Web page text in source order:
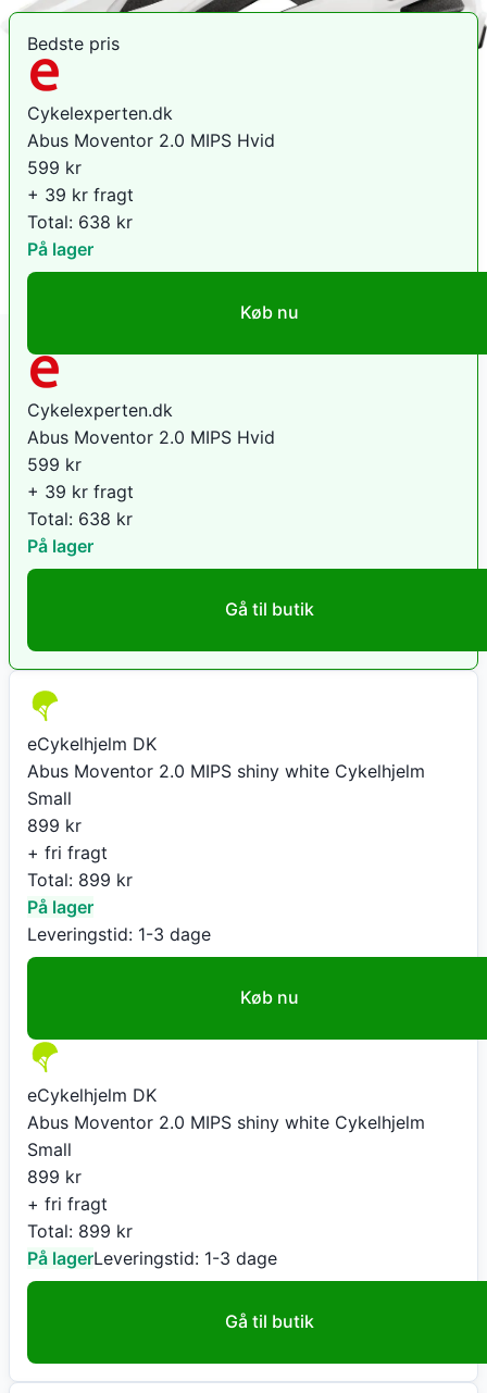
Bedste pris
Cykelexperten.dk
Abus Moventor 2.0 MIPS Hvid
599 kr
+ 39 kr fragt
Total: 638 kr
På lager
Køb nu
Cykelexperten.dk
Abus Moventor 2.0 MIPS Hvid
599 kr
+ 39 kr fragt
Total: 638 kr
På lager
Gå til butik
eCykelhjelm DK
Abus Moventor 2.0 MIPS shiny white Cykelhjelm
Small
899 kr
+ fri fragt
Total: 899 kr
På lager
Leveringstid: 1-3 dage
Køb nu
eCykelhjelm DK
Abus Moventor 2.0 MIPS shiny white Cykelhjelm
Small
899 kr
+ fri fragt
Total: 899 kr
På lagerLeveringstid: 1-3 dage
Gå til butik